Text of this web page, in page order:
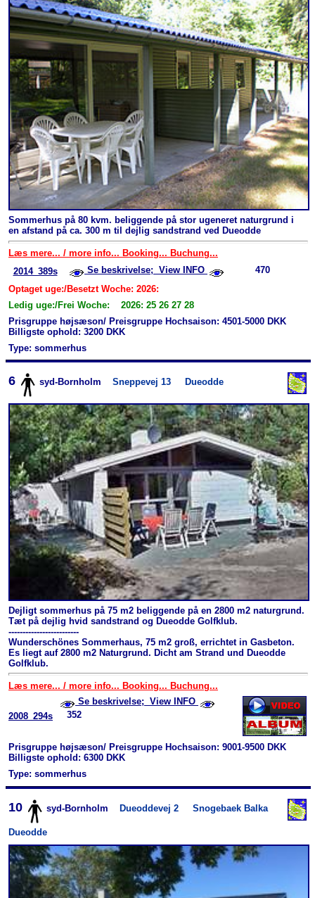
Sommerhus på 80 kvm. beliggende på stor ugeneret naturgrund i
en afstand på ca. 300 m til dejlig sandstrand ved Dueodde
Læs mere... / more info... Booking... Buchung...
2014_389s
Se beskrivelse; View INFO
470
Optaget uge:/Besetzt Woche: 2026:
Ledig uge:/Frei Woche: 2026: 25 26 27 28
Prisgruppe højsæson/ Preisgruppe Hochsaison: 4501-5000 DKK
Billigste ophold: 3200 DKK
Type: sommerhus
6 syd-Bornholm Sneppevej 13 Dueodde
Dejligt sommerhus på 75 m2 beliggende på en 2800 m2 naturgrund.
Tæt på dejlig hvid sandstrand og Dueodde Golfklub.
-------------------------
Wunderschönes Sommerhaus, 75 m2 groß, errichtet in Gasbeton.
Es liegt auf 2800 m2 Naturgrund. Dicht am Strand und Dueodde
Golfklub.
Læs mere... / more info... Booking... Buchung...
2008_294s
Se beskrivelse; View INFO
352
Prisgruppe højsæson/ Preisgruppe Hochsaison: 9001-9500 DKK
Billigste ophold: 6300 DKK
Type: sommerhus
10 syd-Bornholm Dueoddevej 2 Snogebaek Balka
Dueodde